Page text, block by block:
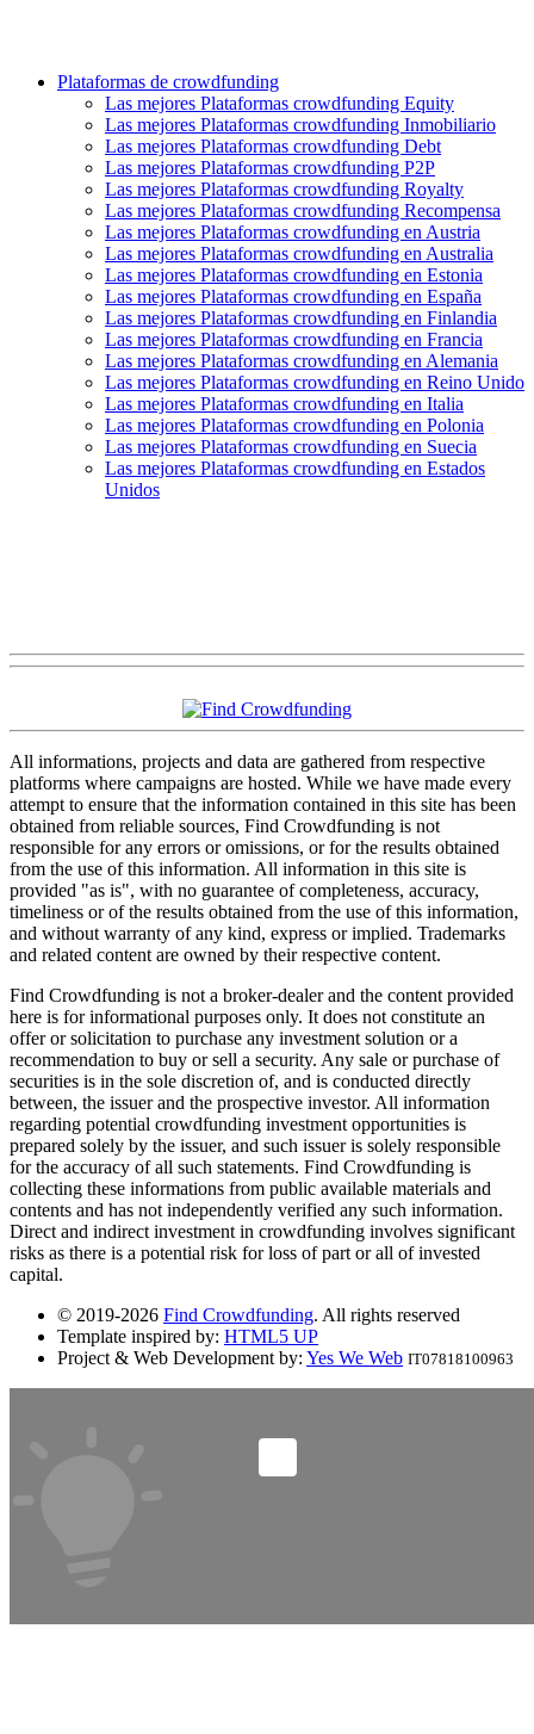
Plataformas de crowdfunding
Las mejores Plataformas crowdfunding Equity
Las mejores Plataformas crowdfunding Inmobiliario
Las mejores Plataformas crowdfunding Debt
Las mejores Plataformas crowdfunding P2P
Las mejores Plataformas crowdfunding Royalty
Las mejores Plataformas crowdfunding Recompensa
Las mejores Plataformas crowdfunding en Austria
Las mejores Plataformas crowdfunding en Australia
Las mejores Plataformas crowdfunding en Estonia
Las mejores Plataformas crowdfunding en España
Las mejores Plataformas crowdfunding en Finlandia
Las mejores Plataformas crowdfunding en Francia
Las mejores Plataformas crowdfunding en Alemania
Las mejores Plataformas crowdfunding en Reino Unido
Las mejores Plataformas crowdfunding en Italia
Las mejores Plataformas crowdfunding en Polonia
Las mejores Plataformas crowdfunding en Suecia
Las mejores Plataformas crowdfunding en Estados
Unidos
All informations, projects and data are gathered from respective
platforms where campaigns are hosted. While we have made every
attempt to ensure that the information contained in this site has been
obtained from reliable sources, Find Crowdfunding is not
responsible for any errors or omissions, or for the results obtained
from the use of this information. All information in this site is
provided "as is", with no guarantee of completeness, accuracy,
timeliness or of the results obtained from the use of this information,
and without warranty of any kind, express or implied. Trademarks
and related content are owned by their respective content.
Find Crowdfunding is not a broker-dealer and the content provided
here is for informational purposes only. It does not constitute an
offer or solicitation to purchase any investment solution or a
recommendation to buy or sell a security. Any sale or purchase of
securities is in the sole discretion of, and is conducted directly
between, the issuer and the prospective investor. All information
regarding potential crowdfunding investment opportunities is
prepared solely by the issuer, and such issuer is solely responsible
for the accuracy of all such statements. Find Crowdfunding is
collecting these informations from public available materials and
contents and has not independently verified any such information.
Direct and indirect investment in crowdfunding involves significant
risks as there is a potential risk for loss of part or all of invested
capital.
© 2019-2026 Find Crowdfunding. All rights reserved
Template inspired by: HTML5 UP
Project & Web Development by: Yes We Web IT07818100963